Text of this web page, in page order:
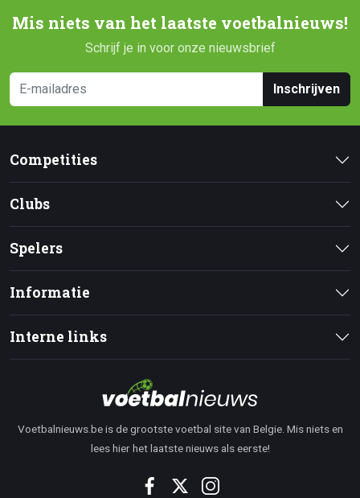
Mis niets van het laatste voetbalnieuws!
Schrijf je in voor onze nieuwsbrief
Inschrijven
Competities
Clubs
Spelers
Informatie
Interne links
Voetbalnieuws.be is de grootste voetbal site van Belgie. Mis niets en
lees hier het laatste nieuws als eerste!